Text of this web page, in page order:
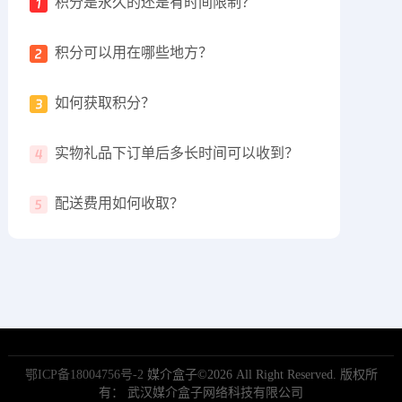
积分可以用在哪些地方？
如何获取积分？
实物礼品下订单后多长时间可以收到？
配送费用如何收取？
鄂ICP备18004756号-2 媒介盒子©2026 All Right Reserved. 版权所
有： 武汉媒介盒子网络科技有限公司